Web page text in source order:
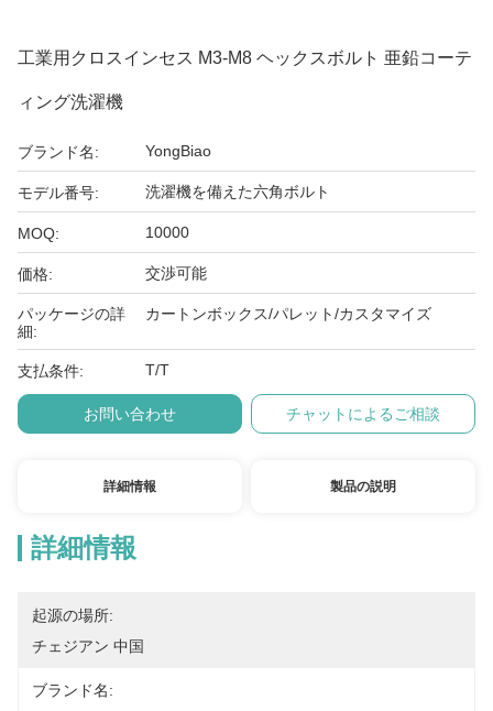
工業用クロスインセス M3-M8 ヘックスボルト 亜鉛コーテ
ィング洗濯機
ブランド名: YongBiao
モデル番号: 洗濯機を備えた六角ボルト
MOQ: 10000
価格: 交渉可能
パッケージの詳
細:
カートンボックス/パレット/カスタマイズ
支払条件: T/T
お問い合わせ チャットによるご相談
詳細情報 製品の説明
詳細情報
起源の場所:
チェジアン 中国
ブランド名: